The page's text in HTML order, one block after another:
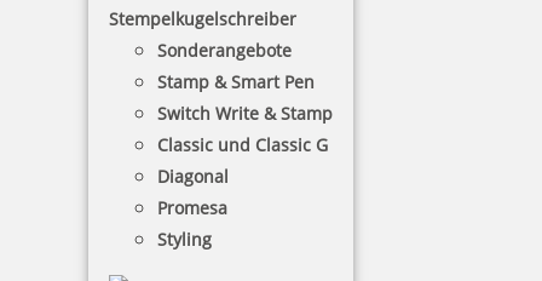
Stempelkugelschreiber
Sonderangebote
Stamp & Smart Pen
Switch Write & Stamp
Classic und Classic G
Diagonal
Promesa
Styling
24,28 €
Jetzt gestalten